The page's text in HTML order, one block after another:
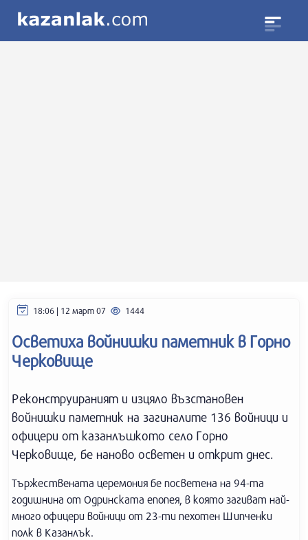
18:06 | 12 март 07 1444
Осветиха войнишки паметник в Горно
Черковище
Реконструираният и изцяло възстановен
войнишки паметник на загиналите 136 войници и
офицери от казанлъшкото село Горно
Черковище, бе наново осветен и открит днес.
Тържествената церемония бе посветена на 94-та
годишнина от Одринската епопея, в която загиват най-
много офицери войници от 23-ти пехотен Шипченки
полк в Казанлък.